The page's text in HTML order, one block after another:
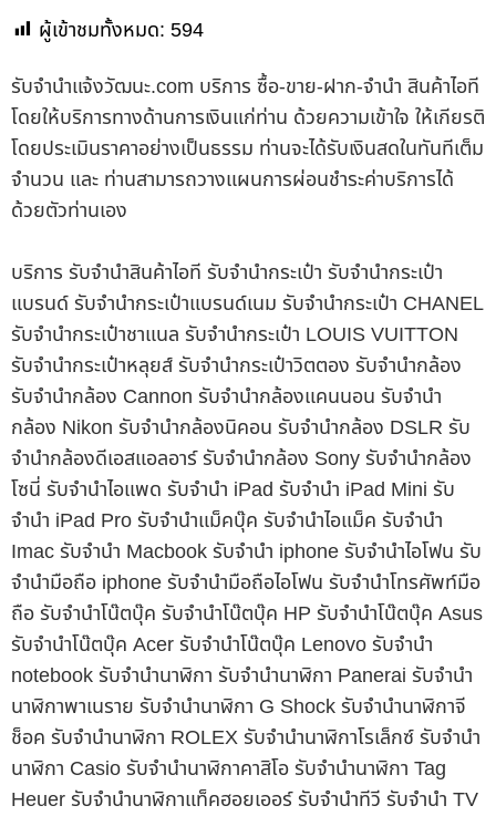
ผู้เข้าชมทั้งหมด: 594
รับจํานําแจ้งวัฒนะ.com บริการ ซื้อ-ขาย-ฝาก-จำนำ สินค้าไอที
โดยให้บริการทางด้านการเงินแก่ท่าน ด้วยความเข้าใจ ให้เกียรติ
โดยประเมินราคาอย่างเป็นธรรม ท่านจะได้รับเงินสดในทันทีเต็ม
จำนวน และ ท่านสามารถวางแผนการผ่อนชำระค่าบริการได้
ด้วยตัวท่านเอง
บริการ รับจำนำสินค้าไอที รับจำนำกระเป๋า รับจำนำกระเป๋า
แบรนด์ รับจำนำกระเป๋าแบรนด์เนม รับจำนำกระเป๋า CHANEL
รับจำนำกระเป๋าชาแนล รับจำนำกระเป๋า LOUIS VUITTON
รับจำนำกระเป๋าหลุยส์ รับจำนำกระเป๋าวิตตอง รับจำนำกล้อง
รับจำนำกล้อง Cannon รับจำนำกล้องแคนนอน รับจำนำ
กล้อง Nikon รับจำนำกล้องนิคอน รับจำนำกล้อง DSLR รับ
จำนำกล้องดีเอสแอลอาร์ รับจำนำกล้อง Sony รับจำนำกล้อง
โซนี่ รับจำนำไอแพด รับจำนำ iPad รับจำนำ iPad Mini รับ
จำนำ iPad Pro รับจำนำแม็คบุ๊ค รับจำนำไอแม็ค รับจำนำ
Imac รับจำนำ Macbook รับจำนำ iphone รับจำนำไอโฟน รับ
จำนำมือถือ iphone รับจำนำมือถือไอโฟน รับจำนำโทรศัพท์มือ
ถือ รับจำนำโน๊ตบุ๊ค รับจำนำโน๊ตบุ๊ค HP รับจำนำโน๊ตบุ๊ค Asus
รับจำนำโน๊ตบุ๊ค Acer รับจำนำโน๊ตบุ๊ค Lenovo รับจำนำ
notebook รับจำนำนาฬิกา รับจำนำนาฬิกา Panerai รับจำนำ
นาฬิกาพาเนราย รับจำนำนาฬิกา G Shock รับจำนำนาฬิกาจี
ช็อค รับจำนำนาฬิกา ROLEX รับจำนำนาฬิกาโรเล็กซ์ รับจำนำ
นาฬิกา Casio รับจำนำนาฬิกาคาสิโอ รับจำนำนาฬิกา Tag
Heuer รับจำนำนาฬิกาแท็คฮอยเออร์ รับจำนำทีวี รับจำนำ TV